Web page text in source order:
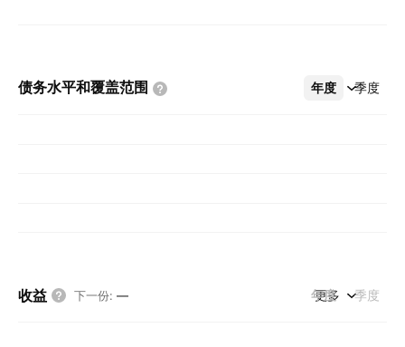
债务水平和覆盖范围 年度 季度
更多
收益 下一份: — 年度 季度
更多